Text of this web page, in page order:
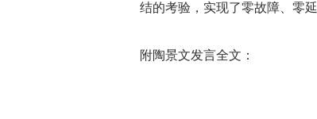
结的考验，实现了零故障、零延
附陶景文发言全文：